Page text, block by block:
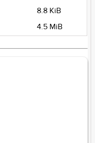
8.8 KiB
4.5 MiB